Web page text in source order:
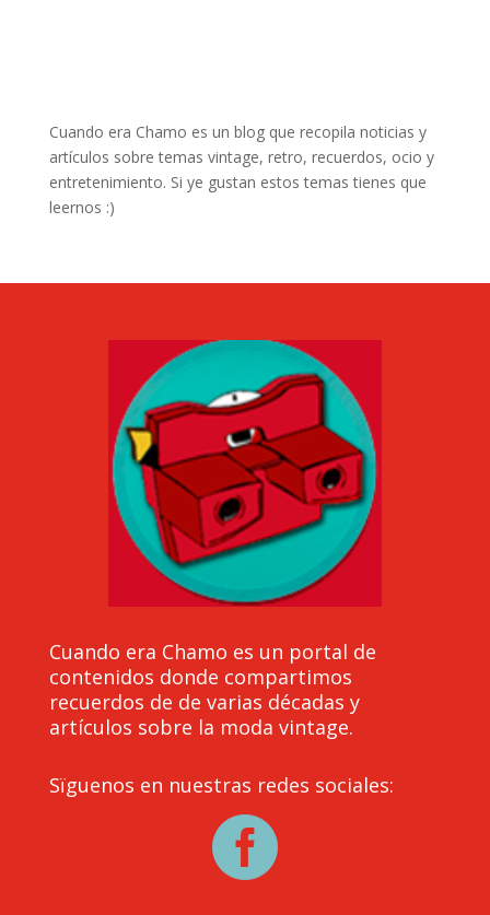
Cuando era Chamo es un blog que recopila noticias y
artículos sobre temas vintage, retro, recuerdos, ocio y
entretenimiento. Si ye gustan estos temas tienes que
leernos :)
Cuando era Chamo es un portal de
contenidos donde compartimos
recuerdos de de varias décadas y
artículos sobre la moda vintage.
Sïguenos en nuestras redes sociales:
